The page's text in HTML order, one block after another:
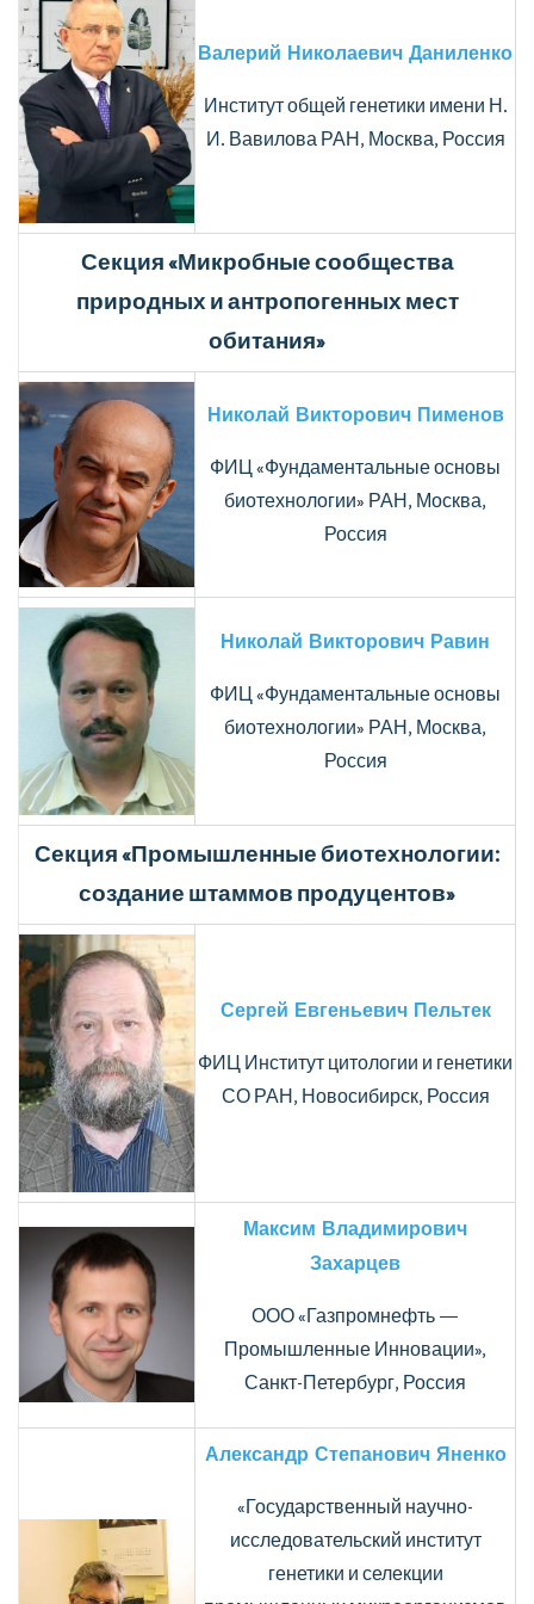
Валерий Николаевич Даниленко
Институт общей генетики имени Н.
И. Вавилова РАН, Москва, Россия
Секция «Микробные сообщества
природных и антропогенных мест
обитания»
Николай Викторович Пименов
ФИЦ «Фундаментальные основы
биотехнологии» РАН, Москва,
Россия
Николай Викторович Равин
ФИЦ «Фундаментальные основы
биотехнологии» РАН, Москва,
Россия
Секция «Промышленные биотехнологии:
создание штаммов продуцентов»
Сергей Евгеньевич Пельтек
ФИЦ Институт цитологии и генетики
СО РАН, Новосибирск, Россия
Максим Владимирович
Захарцев
ООО «Газпромнефть —
Промышленные Инновации»,
Санкт-Петербург, Россия
Александр Степанович Яненко
«Государственный научно-
исследовательский институт
генетики и селекции